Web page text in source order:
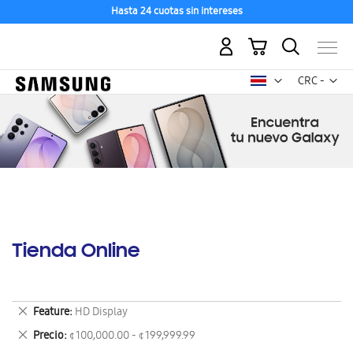
Hasta 24 cuotas sin intereses
CRC -
colón
Mi carrito
Tienda Online
Feature HD Display
Eliminar
este
artículo
Precio ¢ 100,000.00 - ¢ 199,999.99
Eliminar